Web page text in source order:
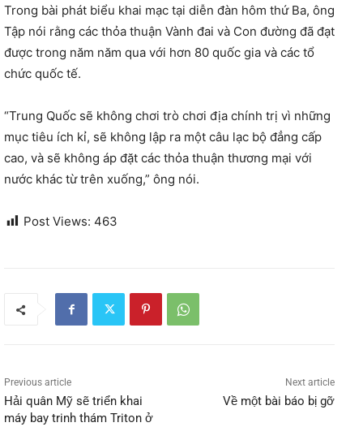
Trong bài phát biểu khai mạc tại diễn đàn hôm thứ Ba, ông
Tập nói rằng các thỏa thuận Vành đai và Con đường đã đạt
được trong năm năm qua với hơn 80 quốc gia và các tổ
chức quốc tế.
“Trung Quốc sẽ không chơi trò chơi địa chính trị vì những
mục tiêu ích kỉ, sẽ không lập ra một câu lạc bộ đẳng cấp
cao, và sẽ không áp đặt các thỏa thuận thương mại với
nước khác từ trên xuống,” ông nói.
Post Views: 463
Previous article
Hải quân Mỹ sẽ triển khai
máy bay trinh thám Triton ở
Next article
Về một bài báo bị gỡ